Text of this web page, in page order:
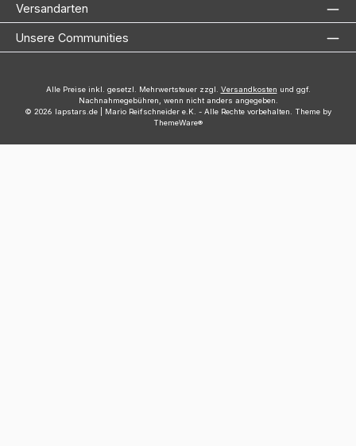
Versandarten
Unsere Communities
Alle Preise inkl. gesetzl. Mehrwertsteuer zzgl. Versandkosten und ggf.
Nachnahmegebühren, wenn nicht anders angegeben.
© 2026 lapstars.de | Mario Reifschneider e.K. - Alle Rechte vorbehalten. Theme by
ThemeWare®